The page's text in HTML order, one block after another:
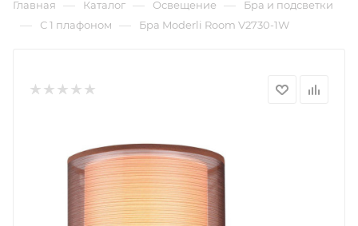
Главная — Каталог — Освещение — Бра и подсветки
— С 1 плафоном — Бра Moderli Room V2730-1W